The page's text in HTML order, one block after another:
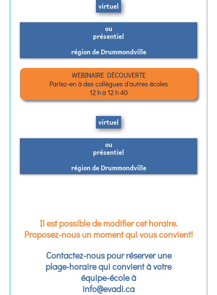
virtuel
ou
présentiel
région de Drummondville
WEBINAIRE DÉCOUVERTE
Parlez-en à des collègues d'autres écoles
12 h à 12 h 40
virtuel
ou
présentiel
région de Drummondville
Il est possible de modifier cet horaire.
Proposez-nous un moment qui vous convient!
Contactez-nous pour réserver une
plage-horaire qui convient à votre
équipe-école à
info@evadi.ca